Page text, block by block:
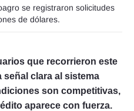
se registraron solicitudes
de dólares.
que recorrieron este
señal clara al sistema
son competitivas,
aparece con fuerza.